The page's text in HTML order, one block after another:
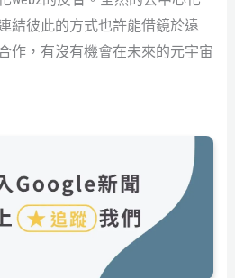
結彼此的方式也許能借鏡於遠
作，有沒有機會在未來的元宇宙